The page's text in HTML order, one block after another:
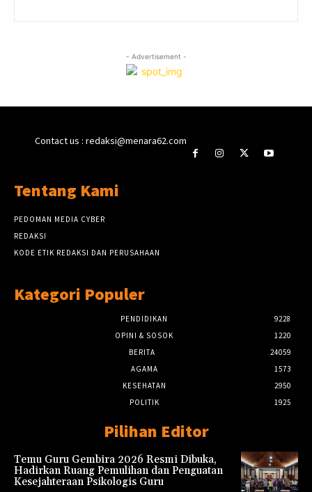
- Advertisement -
Contact us : redaksi@menara62.com
Tentang Kami
PEDOMAN MEDIA CYBER
REDAKSI
KODE ETIK REDAKSI DAN PERUSAHAAN
Kategori Populer
PENDIDIKAN
9228
OPINI & SOSOK
1220
BERITA
24059
AGAMA
1573
KESEHATAN
2950
POLITIK
1925
Pilihan Editor
Temu Guru Gembira 2026 Resmi Dibuka,
Hadirkan Ruang Pemulihan dan Penguatan
Kesejahteraan Psikologis Guru